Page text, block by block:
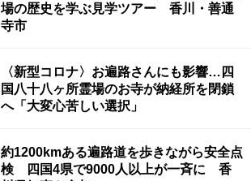
場の歴史を学ぶ見学ツアー 香川・善通
寺市
〈新型コロナ〉お遍路さんにも影響…四
国八十八ヶ所霊場のお寺が納経所を閉鎖
へ「大変心苦しい選択」
約1200kmある遍路道を歩きながら安全点
検 四国4県で9000人以上が一斉に 香